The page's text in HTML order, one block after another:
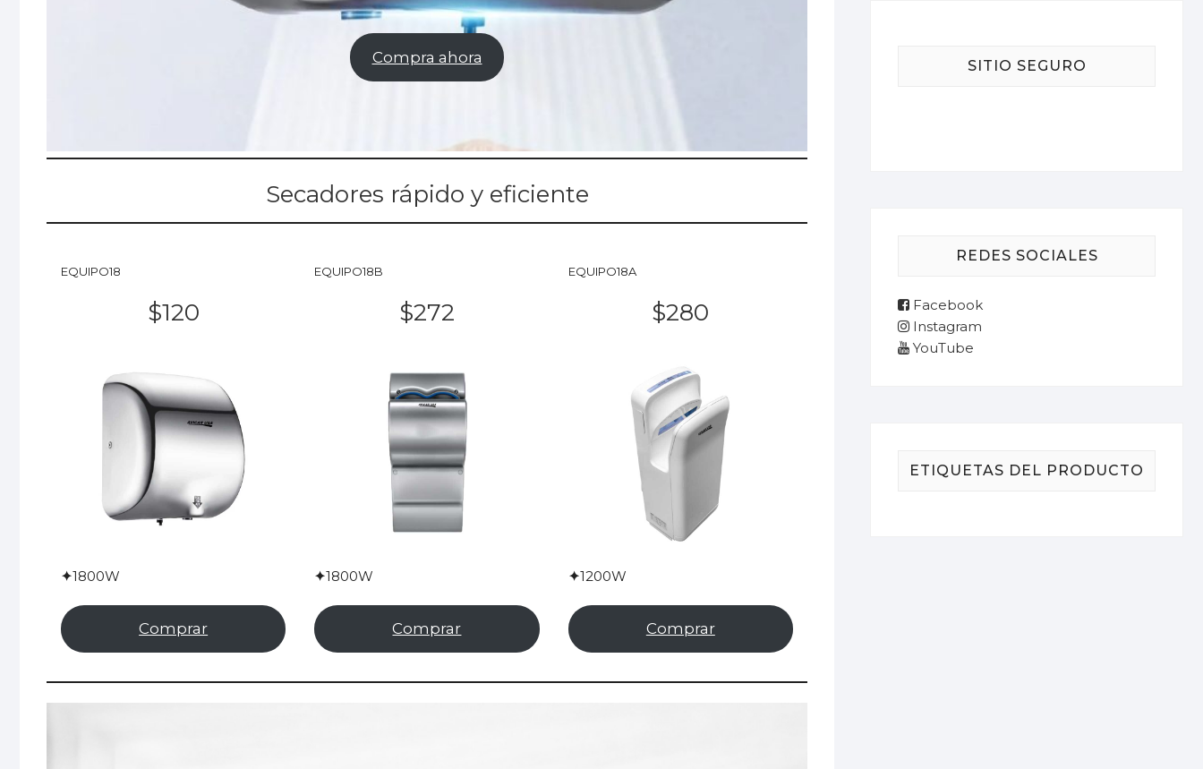
Compra ahora
Secadores rápido y eficiente
EQUIPO18
$120
✦1800W
Comprar
EQUIPO18B
$272
✦1800W
Comprar
EQUIPO18A
$280
✦1200W
Comprar
SITIO SEGURO
REDES SOCIALES
Facebook
Instagram
YouTube
ETIQUETAS DEL PRODUCTO